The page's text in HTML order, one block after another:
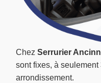
Chez Serrurier
sont fixes, à
arrondissement.